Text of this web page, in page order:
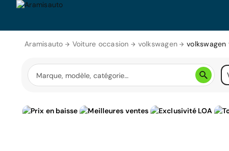
Aramisauto Voiture occasion volkswagen